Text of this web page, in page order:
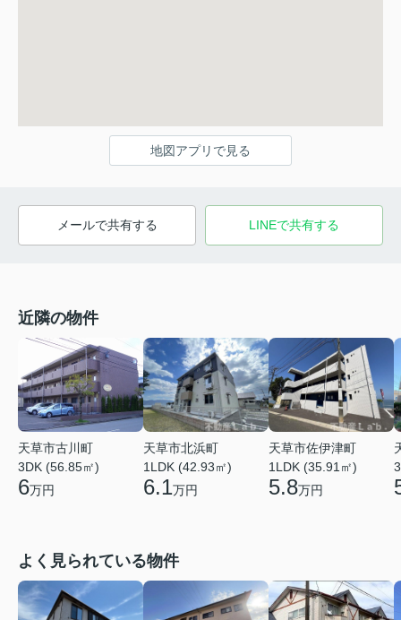
地図アプリで見る
メールで共有する LINEで共有する
近隣の物件
天草市古川町
3DK (56.85㎡)
6万円
天草市北浜町
1LDK (42.93㎡)
6.1万円
天草市佐伊津町
1LDK (35.91㎡)
5.8万円
よく見られている物件